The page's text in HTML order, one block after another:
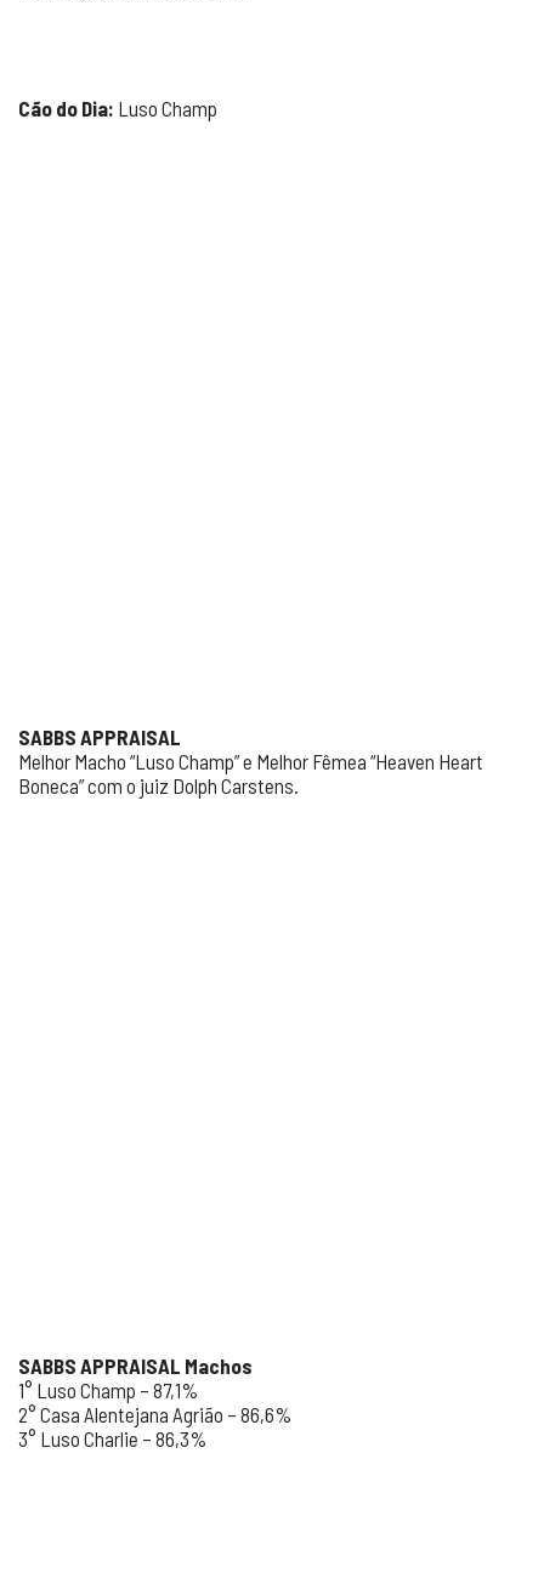
Cão do Dia: Luso Champ
SABBS APPRAISAL
Melhor Macho “Luso Champ” e Melhor Fêmea “Heaven Heart
Boneca” com o juiz Dolph Carstens.
SABBS APPRAISAL Machos
1° Luso Champ – 87,1%
2° Casa Alentejana Agrião – 86,6%
3° Luso Charlie – 86,3%